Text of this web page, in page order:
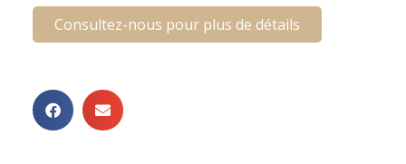
Consultez-nous pour plus de détails